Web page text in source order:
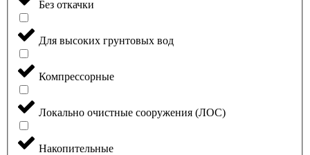
Без откачки
Для высоких грунтовых вод
Компрессорные
Локально очистные сооружения (ЛОС)
Накопительные